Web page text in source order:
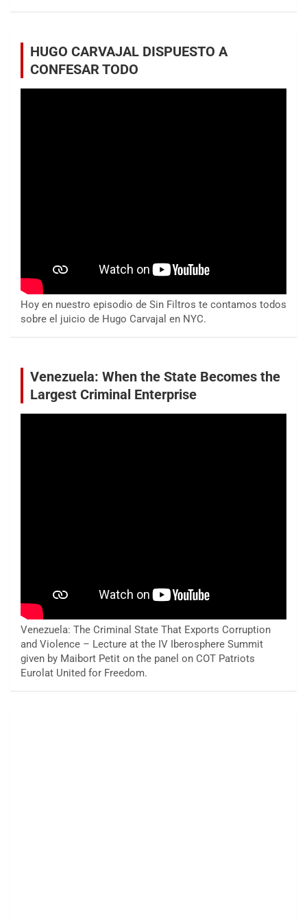
HUGO CARVAJAL DISPUESTO A
CONFESAR TODO
Hoy en nuestro episodio de Sin Filtros te contamos todos
sobre el juicio de Hugo Carvajal en NYC.
Venezuela: When the State Becomes the
Largest Criminal Enterprise
Venezuela: The Criminal State That Exports Corruption
and Violence – Lecture at the IV Iberosphere Summit
given by Maibort Petit on the panel on COT Patriots
Eurolat United for Freedom.